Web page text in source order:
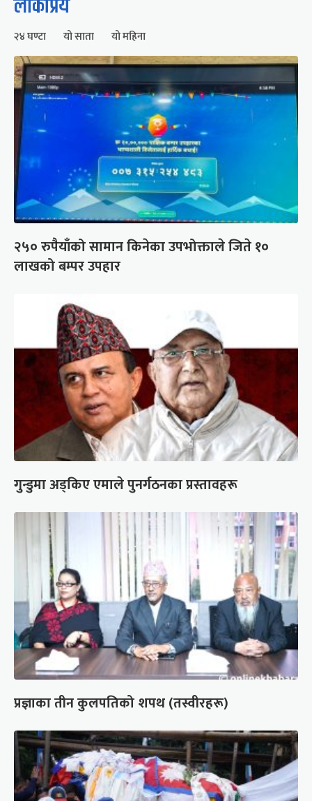
लोकप्रिय
२४ घण्टा यो साता यो महिना
२५० रुपैयाँको सामान किनेका उपभोक्ताले जिते १०
लाखको बम्पर उपहार
गुन्डुमा अड्किए एमाले पुनर्गठनका प्रस्तावहरू
प्रज्ञाका तीन कुलपतिको शपथ (तस्वीरहरू)